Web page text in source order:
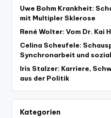
Uwe Bohm Krankheit:
mit Multipler Sklerose
René Wolter: Vom Dr. Kai
Celina Scheufele:
Synchronarbeit und
Iris Stalzer: Karriere,
aus der Politik
Kategorien